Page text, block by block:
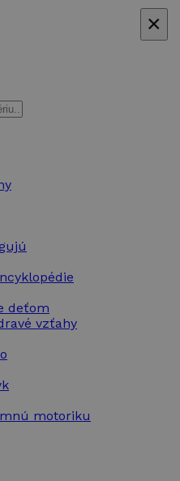
deťom
vzťahy
motoriku
×